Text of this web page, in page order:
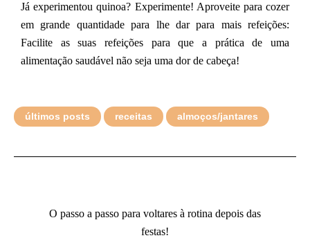
Já experimentou quinoa? Experimente! Aproveite para cozer
em grande quantidade para lhe dar para mais refeições:
Facilite as suas refeições para que a prática de uma
alimentação saudável não seja uma dor de cabeça!
últimos posts receitas almoços/jantares
O passo a passo para voltares à rotina depois das
festas!